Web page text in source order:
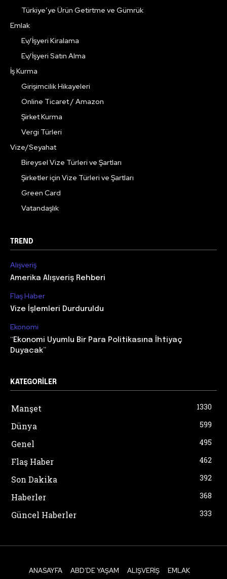
Türkiye’ye Ürün Getirtme ve Gümrük
Emlak
Ev/İşyeri Kiralama
Ev/İşyeri Satın Alma
İş Kurma
Girişimcilik Hikayeleri
Online Ticaret / Amazon
Şirket Kurma
Vergi Türleri
Vize/Seyahat
Bireysel Vize Türleri ve Şartları
Şirketler için Vize Türleri ve Şartları
Green Card
Vatandaşlık
TREND
Alışveriş
Amerika Alışveriş Rehberi
Flaş Haber
Vize İşlemleri Durduruldu
Ekonomi
“Ekonomi Uyumlu Bir Para Politikasına İhtiyaç
Duyacak”
KATEGORILER
Manşet 1330
Dünya 599
Genel 495
Flaş Haber 462
Son Dakika 392
Haberler 368
Güncel Haberler 333
ANASAYFA ABD’DE YAŞAM ALIŞVERIŞ EMLAK